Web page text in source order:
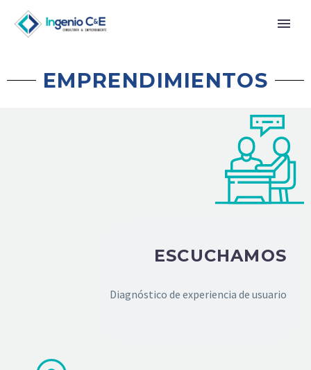
EMPRENDIMIENTOS
ESCUCHAMOS
Diagnóstico de experiencia de usuario